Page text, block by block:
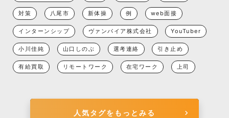
対策 八尾市 新体操 例 web面接
インターンシップ ヴァンパイア株式会社 YouTuber
小川佳純 山口しのぶ 選考連絡 引き止め
有給買取 リモートワーク 在宅ワーク 上司
人気タグをもっとみる